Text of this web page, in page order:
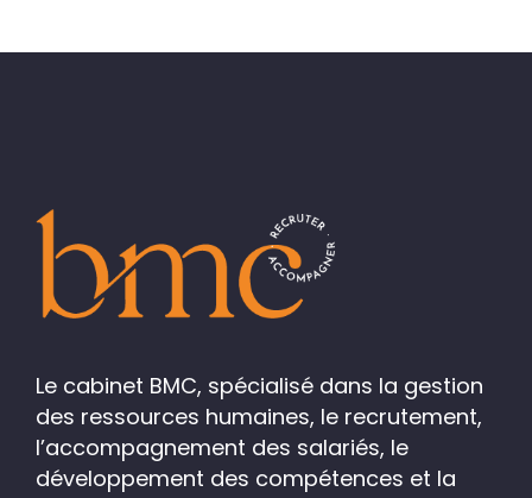
Le cabinet BMC, spécialisé dans la gestion
des ressources humaines, le recrutement,
l’accompagnement des salariés, le
développement des compétences et la